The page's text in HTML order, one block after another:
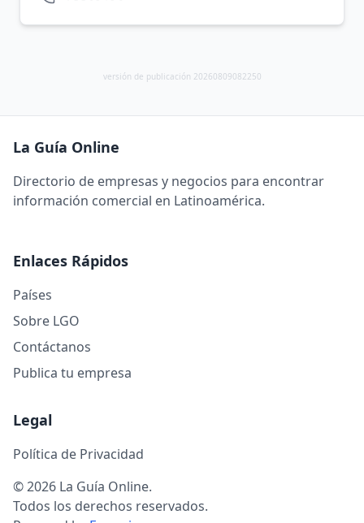
versión de publicación 20260809082250
La Guía Online
Directorio de empresas y negocios para encontrar
información comercial en Latinoamérica.
Enlaces Rápidos
Países
Sobre LGO
Contáctanos
Publica tu empresa
Legal
Política de Privacidad
© 2026 La Guía Online.
Todos los derechos reservados.